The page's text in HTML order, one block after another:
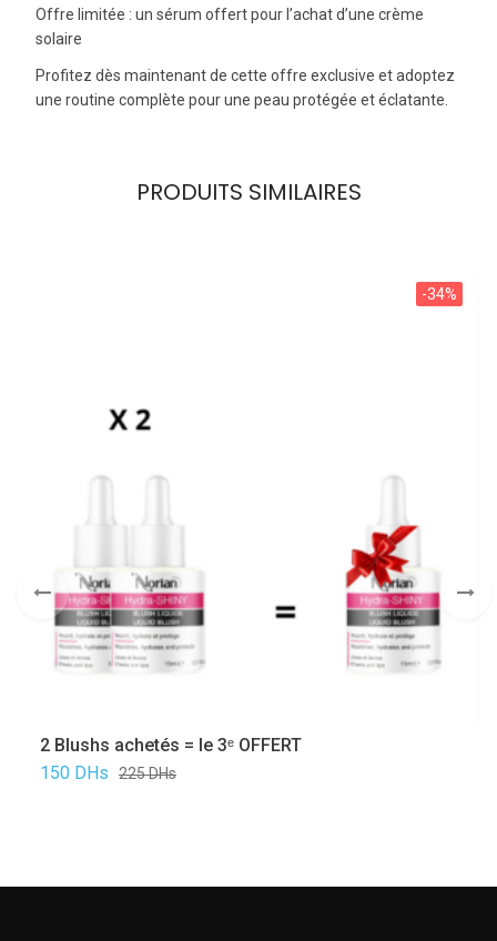
Offre limitée : un sérum offert pour l’achat d’une crème
solaire
Profitez dès maintenant de cette offre exclusive et adoptez
une routine complète pour une peau protégée et éclatante.
PRODUITS SIMILAIRES
-34%
2 Blushs achetés = le 3ᵉ OFFERT
225DHs
150 DHs